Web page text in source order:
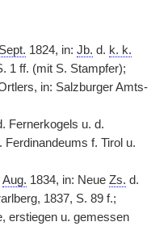
Sept. 1824, in: Jb. d. k. k.
1 ff. (mit S. Stampfer);
in: Salzburger Amts-
Fernerkogels u. d.
Ferdinandeums f. Tirol u.
Aug. 1834, in: Neue Zs. d.
1837, S. 89 f.;
erstiegen u. gemessen